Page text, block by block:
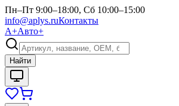
Пн–Пт 9:00–18:00, Сб 10:00–15:00
info@aplys.ruКонтакты
А+Авто+
Найти